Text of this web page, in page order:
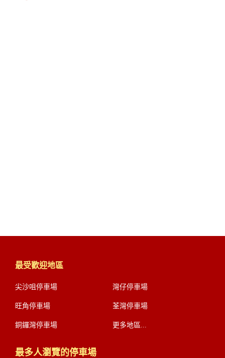
最受歡迎地區
尖沙咀停車場 灣仔停車場
旺角停車場 荃灣停車場
銅鑼灣停車場 更多地區...
最多人瀏覽的停車場